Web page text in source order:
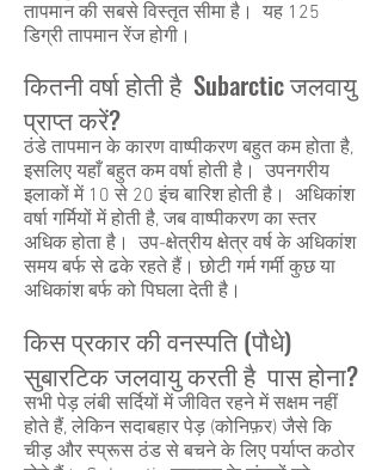
तापमान की सबसे विस्तृत सीमा है। यह 125
डिग्री तापमान रेंज होगी।
कितनी वर्षा होती है Subarctic जलवायु
प्राप्त करें?
ठंडे तापमान के कारण वाष्पीकरण बहुत कम होता है,
इसलिए यहाँ बहुत कम वर्षा होती है। उपनगरीय
इलाकों में 10 से 20 इंच बारिश होती है। अधिकांश
वर्षा गर्मियों में होती है, जब वाष्पीकरण का स्तर
अधिक होता है। उप-क्षेत्रीय क्षेत्र वर्ष के अधिकांश
समय बर्फ से ढके रहते हैं। छोटी गर्म गर्मी कुछ या
अधिकांश बर्फ को पिघला देती है।
किस प्रकार की वनस्पति (पौधे)
सुबारटिक जलवायु करती है पास होना?
सभी पेड़ लंबी सर्दियों में जीवित रहने में सक्षम नहीं
होते हैं, लेकिन सदाबहार पेड़ (कोनिफ़र) जैसे कि
चीड़ और स्प्रूस ठंड से बचने के लिए पर्याप्त कठोर